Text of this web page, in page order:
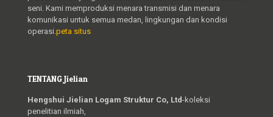
seni. Kami memproduksi menara transmisi dan menara
komunikasi untuk semua medan, lingkungan dan kondisi
operasi.peta situs
TENTANG Jielian
Hengshui Jielian Logam Struktur Co, Ltd-koleksi
penelitian ilmiah,